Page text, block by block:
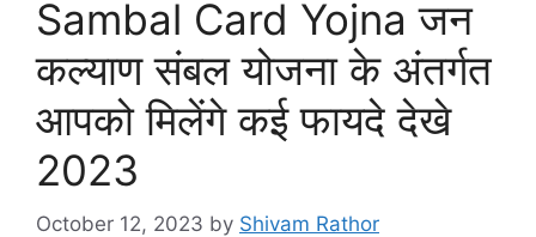
Sambal Card Yojna जन
कल्याण संबल योजना के अंतर्गत
आपको मिलेंगे कई फायदे देखे
2023
October 12, 2023 by Shivam Rathor